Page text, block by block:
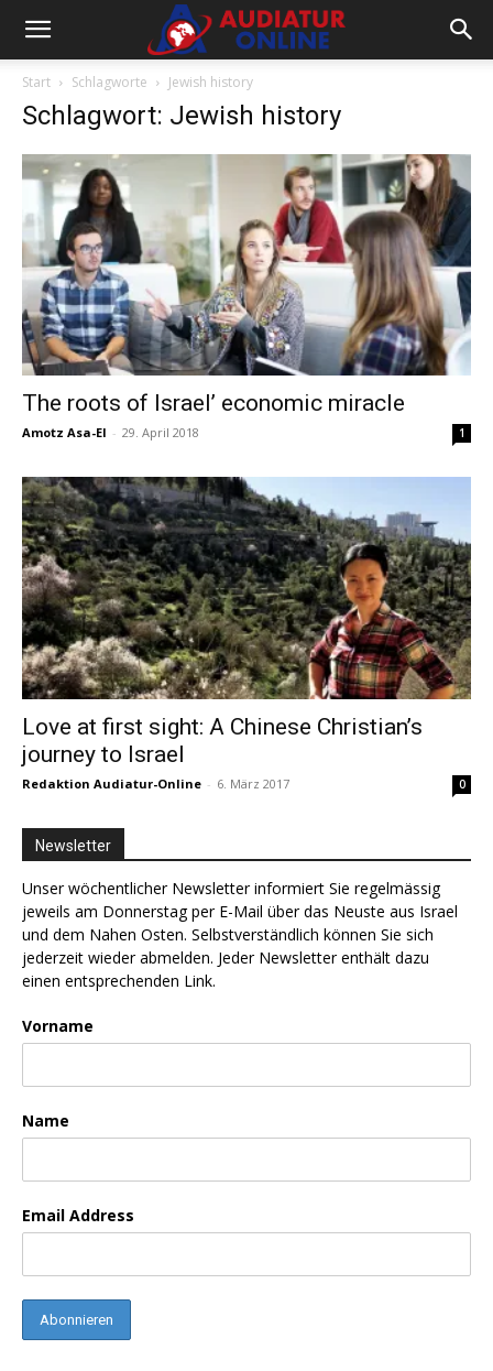
Start Schlagworte Jewish history
Schlagwort: Jewish history
The roots of Israel’ economic miracle
Amotz Asa-El - 29. April 2018 1
Love at first sight: A Chinese Christian’s
journey to Israel
Redaktion Audiatur-Online - 6. März 2017 0
Newsletter
Unser wöchentlicher Newsletter informiert Sie regelmässig
jeweils am Donnerstag per E-Mail über das Neuste aus Israel
und dem Nahen Osten. Selbstverständlich können Sie sich
jederzeit wieder abmelden. Jeder Newsletter enthält dazu
einen entsprechenden Link.
Vorname
Name
Email Address